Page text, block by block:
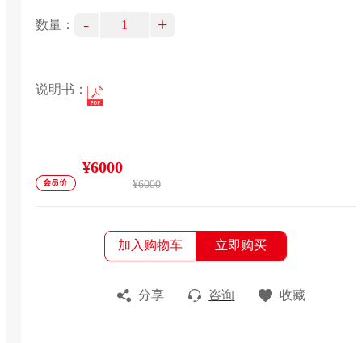
数量： - +
说明书：
¥6000
¥6000
加入购物车 立即购买
分享 咨询 收藏